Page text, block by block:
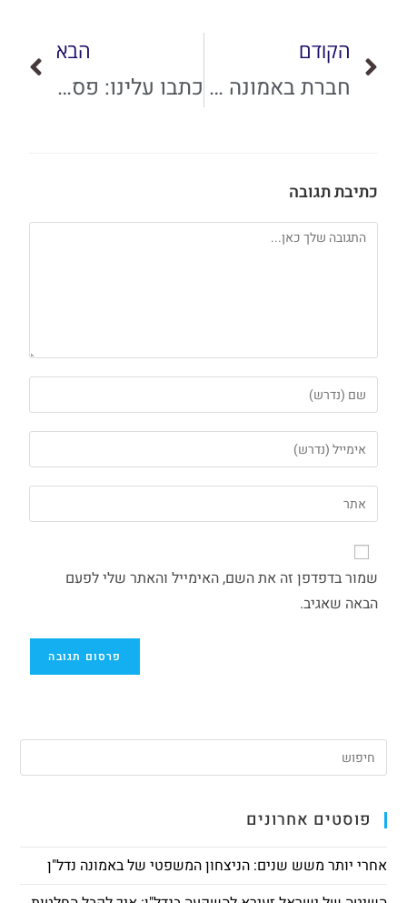
הקודם
חברת באמונה שוברת שיא בכרמי גת: דו-משפחתי נמכר ב-5.8 מיליון שקל
הבא
כתבו עלינו: פסק הבוררות שמחזק את חברת באמונה
כתיבת תגובה
שמור בדפדפן זה את השם, האימייל והאתר שלי לפעם
הבאה שאגיב.
פוסטים אחרונים
אחרי יותר משש שנים: הניצחון המשפטי של באמונה נדל"ן